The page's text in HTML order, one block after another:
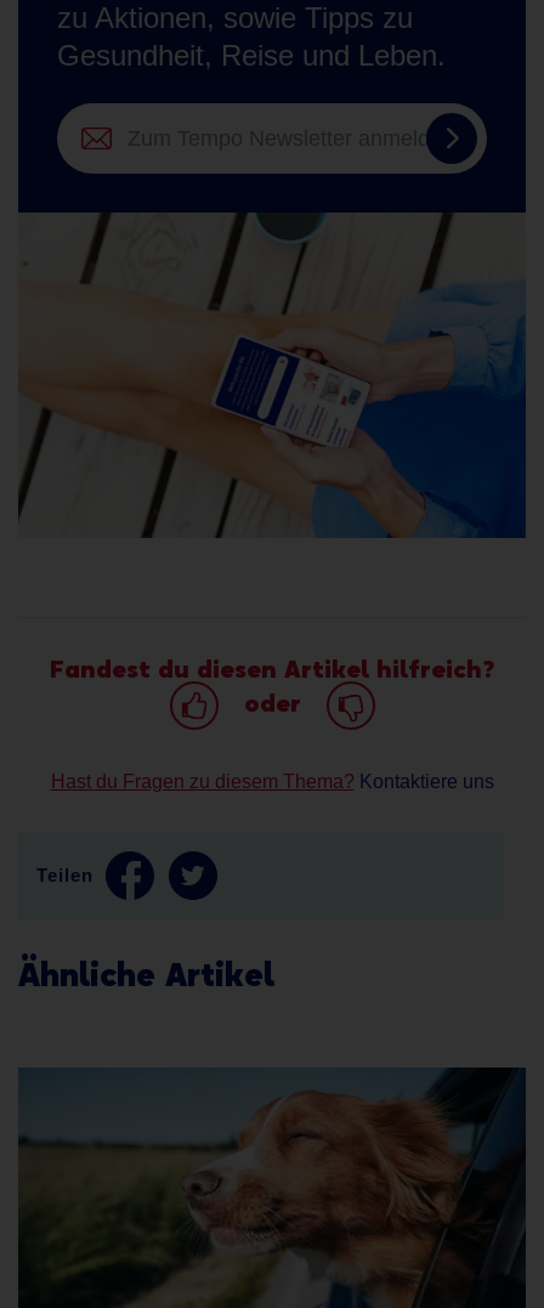
zu Aktionen, sowie Tipps zu
Gesundheit, Reise und Leben.
Zum
Tempo
Fandest du diesen Artikel hilfreich?
oder
Hast du Fragen zu diesem Thema? Kontaktiere uns
Teilen
Ähnliche Artikel